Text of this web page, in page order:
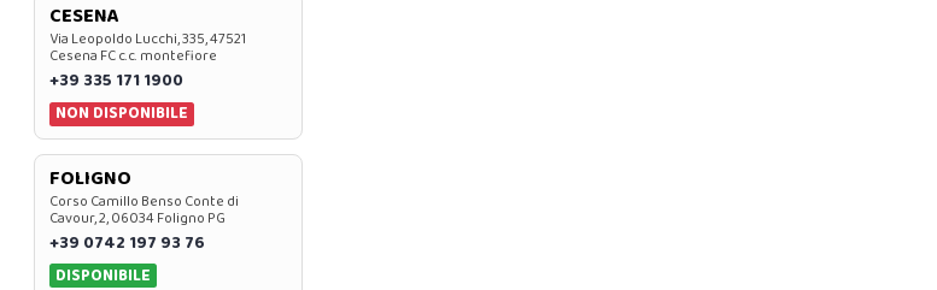
CESENA
Via Leopoldo Lucchi, 335, 47521
Cesena FC c.c. montefiore
+39 335 171 1900
NON DISPONIBILE
FOLIGNO
Corso Camillo Benso Conte di
Cavour, 2, 06034 Foligno PG
+39 0742 197 93 76
DISPONIBILE